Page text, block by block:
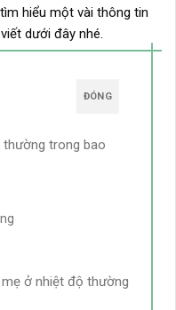
tìm hiểu một vài thông tin
dưới đây nhé.
ĐÓNG
trong bao
ở nhiệt độ thường